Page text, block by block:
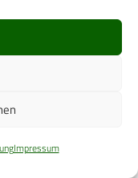
Impressum